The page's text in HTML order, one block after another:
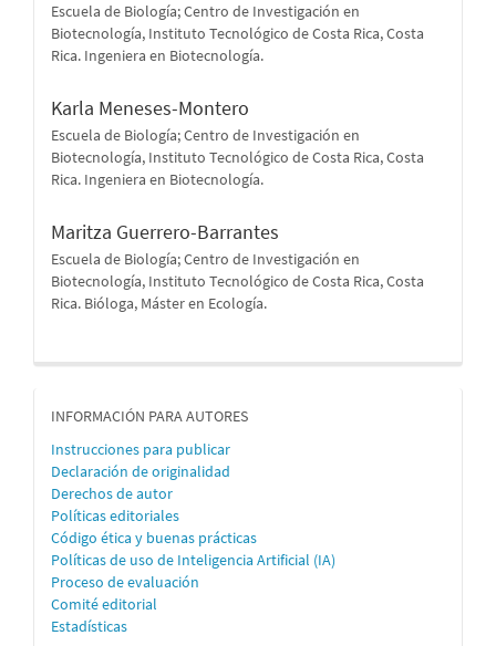
Escuela de Biología; Centro de Investigación en
Biotecnología, Instituto Tecnológico de Costa Rica, Costa
Rica. Ingeniera en Biotecnología.
Karla Meneses-Montero
Escuela de Biología; Centro de Investigación en
Biotecnología, Instituto Tecnológico de Costa Rica, Costa
Rica. Ingeniera en Biotecnología.
Maritza Guerrero-Barrantes
Escuela de Biología; Centro de Investigación en
Biotecnología, Instituto Tecnológico de Costa Rica, Costa
Rica. Bióloga, Máster en Ecología.
informacion
INFORMACIÓN PARA AUTORES
Instrucciones para publicar
Declaración de originalidad
Derechos de autor
Políticas editoriales
Código ética y buenas prácticas
Políticas de uso de Inteligencia Artificial (IA)
Proceso de evaluación
Comité editorial
Estadísticas